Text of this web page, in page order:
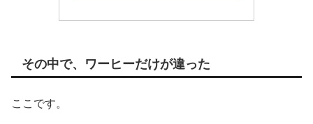
その中で、ワーヒーだけが違った
ここです。